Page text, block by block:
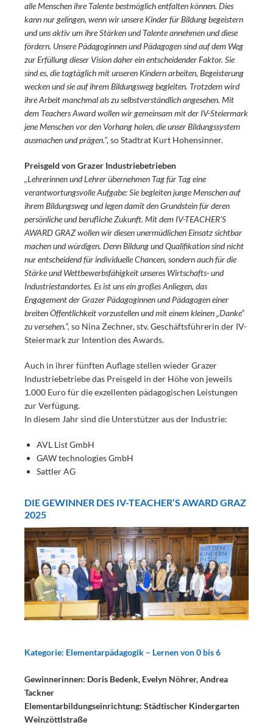
alle Menschen ihre Talente bestmöglich entfalten können. Dies
kann nur gelingen, wenn wir unsere Kinder für Bildung begeistern
und uns aktiv um ihre Stärken und Talente annehmen und diese
fördern. Unsere Pädagoginnen und Pädagogen sind auf dem Weg
zur Erfüllung dieser Vision daher ein entscheidender Faktor. Sie
sind es, die tagtäglich mit unseren Kindern arbeiten, Begeisterung
wecken und sie auf ihrem Bildungsweg begleiten. Trotzdem wird
ihre Arbeit manchmal als zu selbstverständlich angesehen. Mit
dem Teachers Award wollen wir gemeinsam mit der IV-Steiermark
jene Menschen vor den Vorhang holen, die unser Bildungssystem
ausmachen und prägen.“, so Stadtrat Kurt Hohensinner.
Preisgeld von Grazer Industriebetrieben
„Lehrerinnen und Lehrer übernehmen Tag für Tag eine
verantwortungsvolle Aufgabe: Sie begleiten junge Menschen auf
ihrem Bildungsweg und legen damit den Grundstein für deren
persönliche und berufliche Zukunft. Mit dem IV-TEACHER’S
AWARD GRAZ wollen wir diesen unermüdlichen Einsatz sichtbar
machen und würdigen. Denn Bildung und Qualifikation sind nicht
nur entscheidend für individuelle Chancen, sondern auch für die
Stärke und Wettbewerbsfähigkeit unseres Wirtschafts- und
Industriestandortes. Es ist uns ein großes Anliegen, das
Engagement der Grazer Pädagoginnen und Pädagogen einer
breiten Öffentlichkeit vorzustellen und mit einem kleinen „Danke“
zu versehen.“, so Nina Zechner, stv. Geschäftsführerin der IV-
Steiermark zur Intention des Awards.
Auch in ihrer fünften Auflage stellen wieder Grazer
Industriebetriebe das Preisgeld in der Höhe von jeweils
1.000 Euro für die exzellenten pädagogischen Leistungen
zur Verfügung.
In diesem Jahr sind die Unterstützer aus der Industrie:
AVL List GmbH
GAW technologies GmbH
Sattler AG
DIE GEWINNER DES IV-TEACHER‘S AWARD GRAZ
2025
Kategorie: Elementarpädagogik – Lernen von 0 bis 6
Gewinnerinnen: Doris Bedenk, Evelyn Nöhrer, Andrea
Tackner
Elementarbildungseinrichtung: Städtischer Kindergarten
Weinzöttlstraße